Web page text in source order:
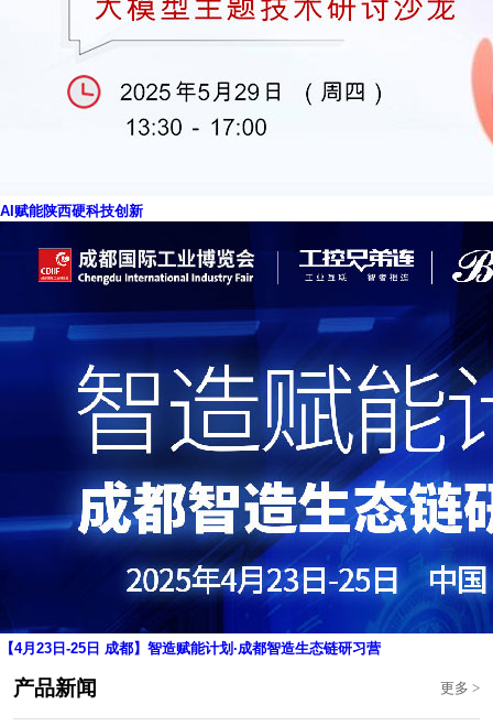
AI赋能陕西硬科技创新
【4月23日-25日 成都】智造赋能计划·成都智造生态链研习营
产品新闻 更多 >